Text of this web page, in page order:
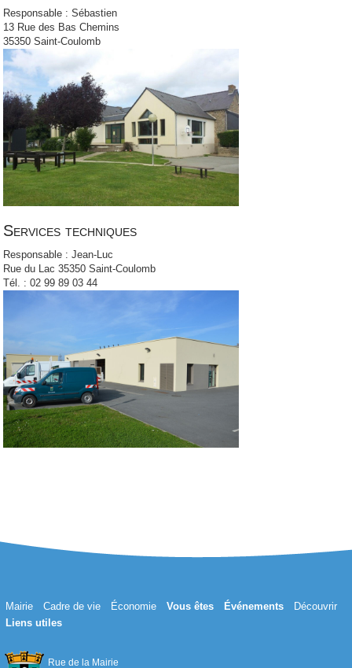
Responsable : Sébastien
13 Rue des Bas Chemins
35350 Saint-Coulomb
Services techniques
Responsable : Jean-Luc
Rue du Lac 35350 Saint-Coulomb
Tél. : 02 99 89 03 44
Mairie Cadre de vie Économie Vous êtes Événements
Découvrir
Liens utiles
Rue de la Mairie